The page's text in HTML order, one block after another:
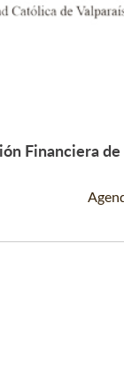
Leer Más +
Financiera de